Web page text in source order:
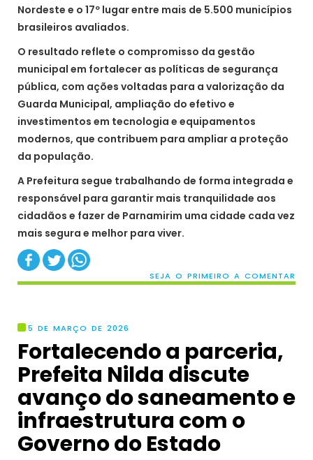
Nordeste e o 17º lugar entre mais de 5.500 municípios
brasileiros avaliados.
O resultado reflete o compromisso da gestão
municipal em fortalecer as políticas de segurança
pública, com ações voltadas para a valorização da
Guarda Municipal, ampliação do efetivo e
investimentos em tecnologia e equipamentos
modernos, que contribuem para ampliar a proteção
da população.
A Prefeitura segue trabalhando de forma integrada e
responsável para garantir mais tranquilidade aos
cidadãos e fazer de Parnamirim uma cidade cada vez
mais segura e melhor para viver.
SEJA O PRIMEIRO A COMENTAR
5 DE MARÇO DE 2026
Fortalecendo a parceria,
Prefeita Nilda discute
avanço do saneamento e
infraestrutura com o
Governo do Estado